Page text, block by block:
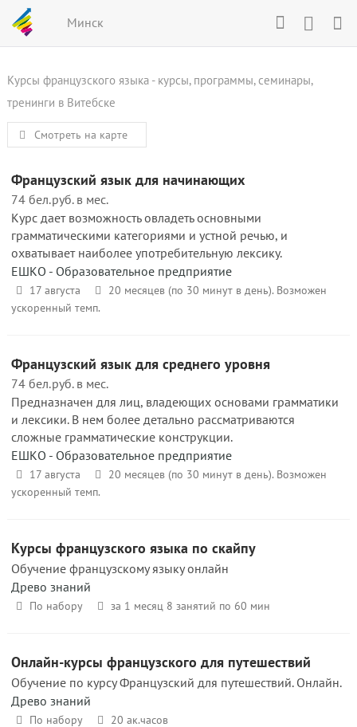
Минск
Курсы французского языка - курсы, программы, семинары,
тренинги в Витебске
Смотреть на карте
Французский язык для начинающих
74 бел.руб. в мес.
Курс дает возможность овладеть основными
грамматическими категориями и устной речью, и
охватывает наиболее употребительную лексику.
ЕШКО - Образовательное предприятие
17 августа
20 месяцев (по 30 минут в день). Возможен
ускоренный темп.
Французский язык для среднего уровня
74 бел.руб. в мес.
Предназначен для лиц, владеющих основами грамматики
и лексики. В нем более детально рассматриваются
сложные грамматические конструкции.
ЕШКО - Образовательное предприятие
17 августа
20 месяцев (по 30 минут в день). Возможен
ускоренный темп.
Курсы французского языка по скайпу
Обучение французскому языку онлайн
Древо знаний
По набору за 1 месяц 8 занятий по 60 мин
Онлайн-курсы французского для путешествий
Обучение по курсу Французский для путешествий. Онлайн.
Древо знаний
По набору 20 ак.часов